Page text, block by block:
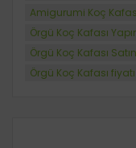
Amigurumi Koç
Örgü Koç Kafası
Örgü Koç Kafası
Örgü Koç Kafası fiyatı